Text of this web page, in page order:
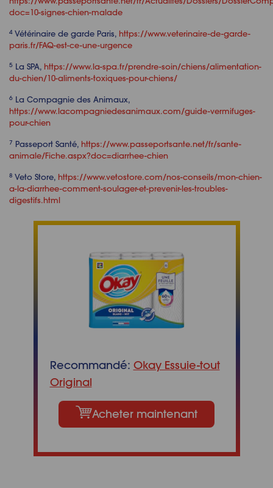
Recommandé: Okay Essuie-tout
Original
Acheter maintenant
doc=10-signes-chien-malade
4 Vétérinaire de garde Paris, https://www.veterinaire-de-garde-
paris.fr/FAQ-est-ce-une-urgence
5 La SPA, https://www.la-spa.fr/prendre-soin/chiens/alimentation-
du-chien/10-aliments-toxiques-pour-chiens/
6 La Compagnie des Animaux,
https://www.lacompagniedesanimaux.com/guide-vermifuges-
pour-chien
7 Passeport Santé, https://www.passeportsante.net/fr/sante-
animale/Fiche.aspx?doc=diarrhee-chien
8 Veto Store, https://www.vetostore.com/nos-conseils/mon-chien-
a-la-diarrhee-comment-soulager-et-prevenir-les-troubles-
digestifs.html